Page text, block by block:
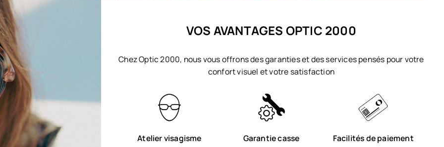
VOS AVANTAGES OPTIC 2000
Chez Optic 2000, nous vous offrons des garanties et des services pensés pour votre
confort visuel et votre satisfaction
Atelier visagisme Garantie casse Facilités de paiement